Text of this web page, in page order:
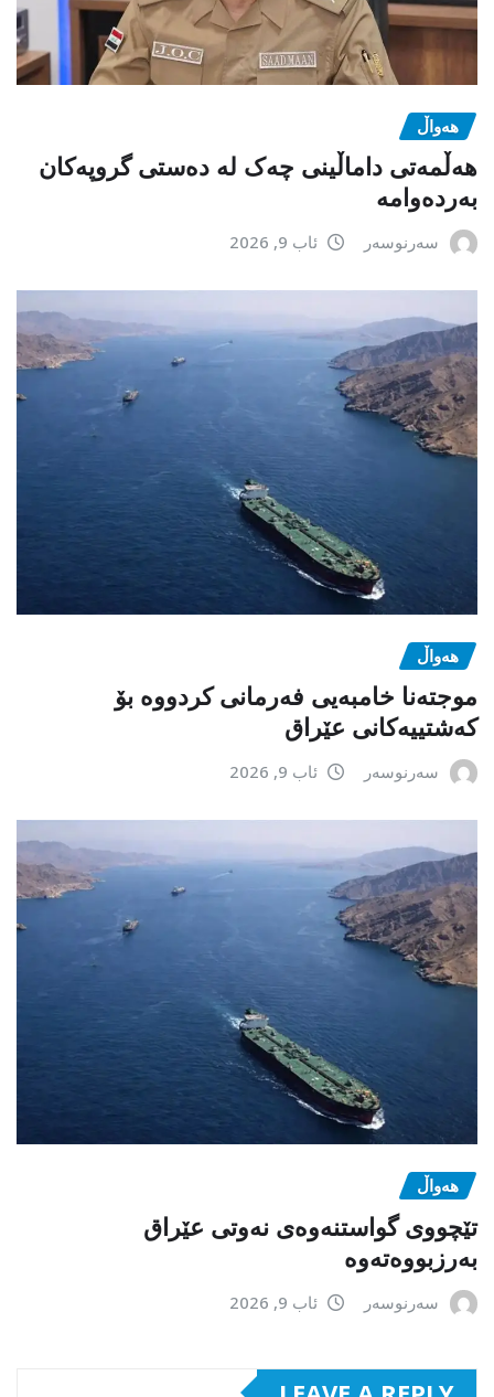
هەواڵ
هەڵمەتی داماڵینی چەک لە دەستی گروپەکان
بەردەوامە
سەرنوسەر ئاب 9, 2026
هەواڵ
موجتەنا خامبەیی فەرمانی کردووە بۆ
کەشتییەکانی عێراق
سەرنوسەر ئاب 9, 2026
هەواڵ
تێچووی گواستنەوەی نەوتی عێراق
بەرزبووەتەوە
سەرنوسەر ئاب 9, 2026